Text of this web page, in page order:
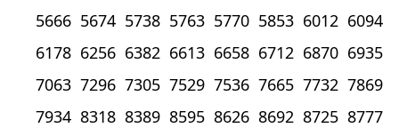
5666 5674 5738 5763 5770 5853 6012 6094
6178 6256 6382 6613 6658 6712 6870 6935
7063 7296 7305 7529 7536 7665 7732 7869
7934 8318 8389 8595 8626 8692 8725 8777